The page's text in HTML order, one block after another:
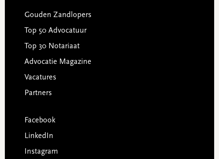
Gouden Zandlopers
Top 50 Advocatuur
Top 30 Notariaat
Advocatie Magazine
Vacatures
Partners
Facebook
LinkedIn
Instagram